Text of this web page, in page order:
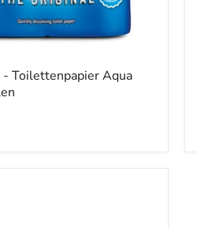
- Toilettenpapier Aqua